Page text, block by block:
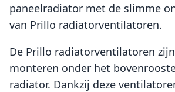
paneelradiator met de slimme
van Prillo radiatorventilatoren.
De Prillo radiatorventilatoren
monteren onder het
radiator. Dankzij deze